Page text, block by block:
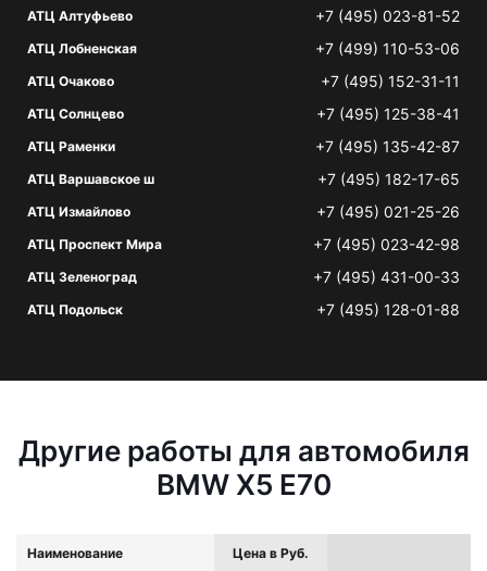
АТЦ Алтуфьево +7 (495) 023-81-52
АТЦ Лобненская +7 (499) 110-53-06
АТЦ Очаково +7 (495) 152-31-11
АТЦ Солнцево +7 (495) 125-38-41
АТЦ Раменки +7 (495) 135-42-87
АТЦ Варшавское ш +7 (495) 182-17-65
АТЦ Измайлово +7 (495) 021-25-26
АТЦ Проспект Мира +7 (495) 023-42-98
АТЦ Зеленоград +7 (495) 431-00-33
АТЦ Подольск +7 (495) 128-01-88
Другие работы для автомобиля
BMW X5 E70
Наименование Цена в Руб.